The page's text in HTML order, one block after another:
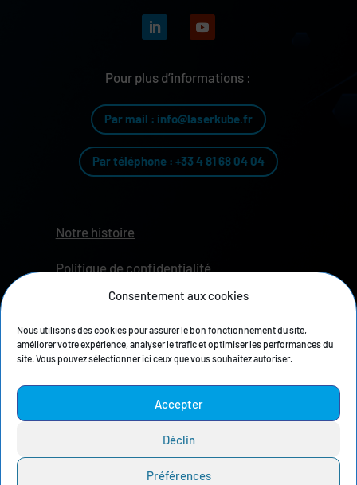
Consentement aux cookies
Nous utilisons des cookies pour assurer le bon fonctionnement du site,
améliorer votre expérience, analyser le trafic et optimiser les performances du
site. Vous pouvez sélectionner ici ceux que vous souhaitez autoriser.
Accepter
Déclin
Préférences
Pour plus d’informations :
Par mail : info@laserkube.fr
Par téléphone : +33 4 81 68 04 04
Notre histoire
Politique de confidentialité
Mentions légales
Espace Presse
Retrouvez les extracteurs et filtresBOFA